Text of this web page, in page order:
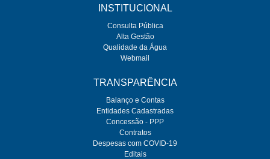
INSTITUCIONAL
Consulta Pública
Alta Gestão
Qualidade da Água
Webmail
TRANSPARÊNCIA
Balanço e Contas
Entidades Cadastradas
Concessão - PPP
Contratos
Despesas com COVID-19
Editais